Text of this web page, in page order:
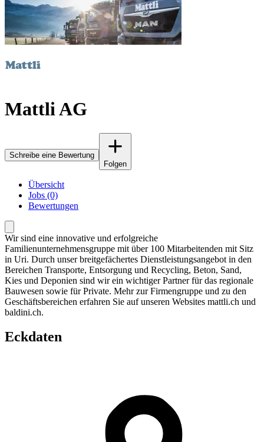
Mattli AG
Schreibe eine Bewertung
Folgen
Übersicht
Jobs (0)
Bewertungen
Wir sind eine innovative und erfolgreiche
Familienunternehmensgruppe mit über 100 Mitarbeitenden mit Sitz
in Uri. Durch unser breitgefächertes Dienstleistungsangebot in den
Bereichen Transporte, Entsorgung und Recycling, Beton, Sand,
Kies und Deponien sind wir ein wichtiger Partner für das regionale
Bauwesen sowie für Private. Mehr zur Firmengruppe und zu den
Geschäftsbereichen erfahren Sie auf unseren Websites mattli.ch und
baldini.ch.
Eckdaten